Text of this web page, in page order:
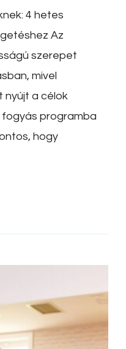
4 hetes
Az
szerepet
mivel
a célok
fogyás programba
hogy